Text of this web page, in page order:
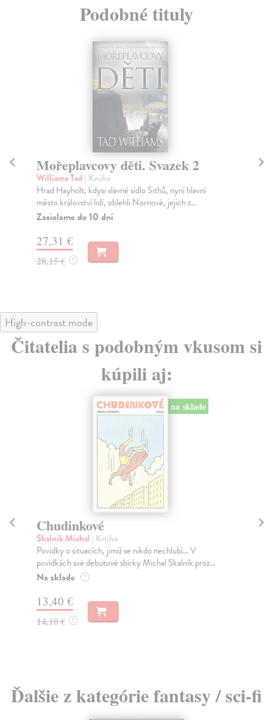
Podobné tituly
Mořeplavcovy děti. Svazek 2
Williams Tad | Kniha
Hrad Hayholt, kdysi slavné sídlo Sithů, nyní hlavní
město království lidí, oblehli Nornové, jejich z...
Zasielame do 10 dní
27,31 €
28,15 € ?
High-contrast mode
Čitatelia s podobným vkusom si
kúpili aj:
na sklade
Chudinkové
Skalník Michal | Kniha
Povídky o situacích, jimiž se nikdo nechlubí... V
povídkách své debutové sbírky Michal Skalník proz...
Na sklade ?
13,40 €
14,10 € ?
Ďalšie z kategórie fantasy / sci-fi